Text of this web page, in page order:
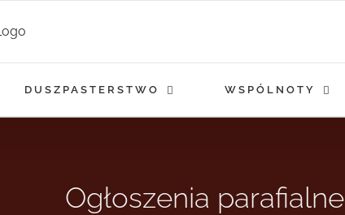
DUSZPASTERSTWO WSPÓLNOTY
Ogłoszenia parafialne